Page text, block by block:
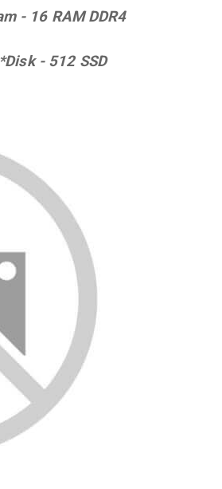
- 16 RAM DDR4
*Disk - 512 SSD